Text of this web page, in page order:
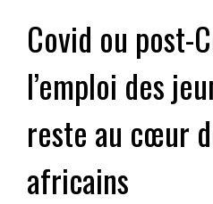
Covid ou post-
l’emploi des
reste au cœur
africains